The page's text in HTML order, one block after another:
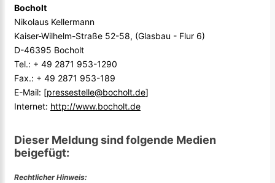
Bocholt
Nikolaus Kellermann
Kaiser-Wilhelm-Straße 52-58, (Glasbau - Flur 6)
D-46395 Bocholt
Tel.: + 49 2871 953-1290
Fax.: + 49 2871 953-189
E-Mail: [pressestelle@bocholt.de]
Internet: http://www.bocholt.de
Dieser Meldung sind folgende Medien
beigefügt:
Rechtlicher Hinweis: